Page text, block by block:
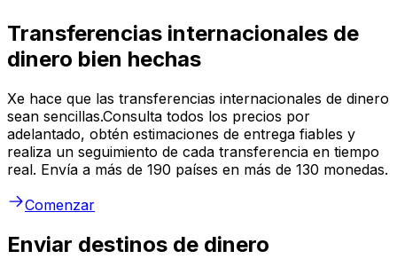
Transferencias internacionales de
dinero bien hechas
Xe hace que las transferencias internacionales de dinero
sean sencillas.Consulta todos los precios por
adelantado, obtén estimaciones de entrega fiables y
realiza un seguimiento de cada transferencia en tiempo
real. Envía a más de 190 países en más de 130 monedas.
Comenzar
Enviar destinos de dinero